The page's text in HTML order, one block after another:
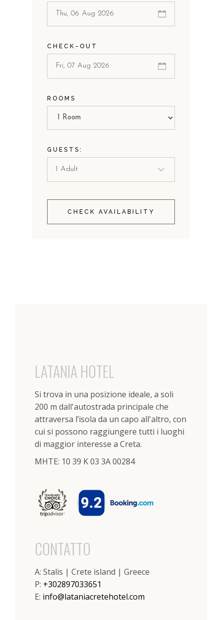
CHECK-OUT
ROOMS
GUESTS:
CHECK AVAILABILITY
LATANIA HOTEL
Si trova in una posizione ideale, a soli
200 m dall'autostrada principale che
attraversa l’isola da un capo all'altro, con
cui si possono raggiungere tutti i luoghi
di maggior interesse a Creta.
ΜΗΤΕ: 10 39 K 03 3A 00284
CONTATTO
A: Stalis | Crete island | Greece
P: +302897033651
E: info@lataniacretehotel.com